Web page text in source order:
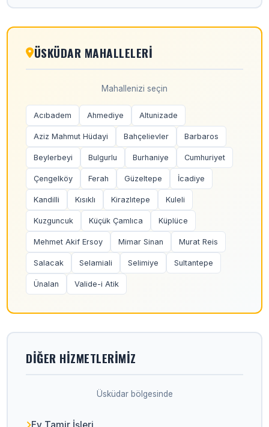
ÜSKÜDAR MAHALLELERI
Mahallenizi seçin
Acıbadem Ahmediye Altunizade
Aziz Mahmut Hüdayi Bahçelievler Barbaros
Beylerbeyi Bulgurlu Burhaniye Cumhuriyet
Çengelköy Ferah Güzeltepe İcadiye
Kandilli Kısıklı Kirazlıtepe Kuleli
Kuzguncuk Küçük Çamlıca Küplüce
Mehmet Akif Ersoy Mimar Sinan Murat Reis
Salacak Selamiali Selimiye Sultantepe
Ünalan Valide-i Atik
DIĞER HIZMETLERIMIZ
Üsküdar bölgesinde